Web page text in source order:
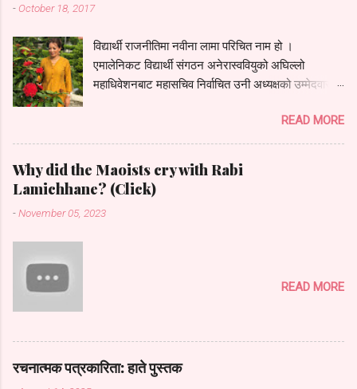
- October 18, 2017
विद्यार्थी राजनीतिमा नवीना लामा परिचित नाम हो ।
एमालेनिकट विद्यार्थी संगठन अनेरास्ववियुको अघिल्लो
महाधिवेशनबाट महासचिव निर्वाचित उनी अध्यक्षको उम्मेदवारको
आफू महासचिवमै सीमित हुनुपरेको उनको भनाइ छ । संगठनले
माघमा राष्ट्रिय सम्मेलन घोषणा गरेसँगै उनी फेरि अध्यक्षको
दौडमा देखिएकी छिन् (बनिन् पनि- ब्ल.)। संगठनको इतिहासमा
पहिलोपटक उत्पीडित तामाङ समुदायबाट महिला अध्यक्ष बन्न
लागेको दावी प्रस्तुत गर्दै उनले रातोपाटी गेस्ट रुममा आफ्ना
राजनीतिक जीवनका उतारचढाव यसरी प्रस्तुत गरिन् : नयाँले
सुविधा थिए । सीमित भौतिक पूर्वाधारबीच सिर्जनशील
कक्षामा पढदैथें । त्यस्तैमा एकदिन केही नयाँ मान्छे स्कुलमा
READ MORE
Why did the Maoists cry with Rabi
Lamichhane? (Click)
-November 05, 2023
READ MORE
रचनात्मक पत्रकारिता: हाते पुस्तक